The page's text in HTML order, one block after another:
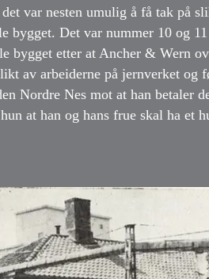
var nesten umulig å få tak på
bygget. Det var nummer 10 og
bygget etter at Ancher & Wern
av arbeiderne på jernverket
Nordre Nes mot at han betaler
at han og hans frue skal ha et